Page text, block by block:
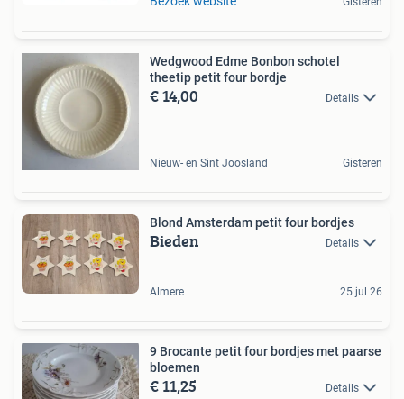
Wedgwood Edme Bonbon schotel
theetip petit four bordje
€ 14,00 Details
Nieuw- en Sint Joosland Gisteren
Blond Amsterdam petit four bordjes
Bieden Details
Almere 25 jul 26
9 Brocante petit four bordjes met paarse
bloemen
€ 11,25 Details